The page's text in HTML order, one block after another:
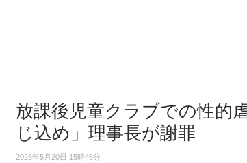
放課後児童クラブでの性的
じ込め」理事長が謝罪
2026年5月20日 15時46分